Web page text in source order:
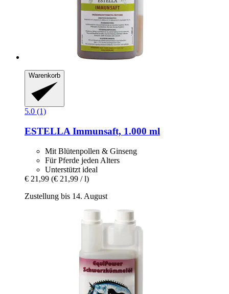
Warenkorb
5.0 (1)
ESTELLA Immunsaft, 1.000 ml
Mit Blütenpollen & Ginseng
Für Pferde jeden Alters
Unterstützt ideal
€ 21,99 (€ 21,99 / l)
Zustellung bis 14. August